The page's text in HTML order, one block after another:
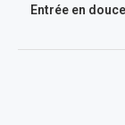
Entrée en